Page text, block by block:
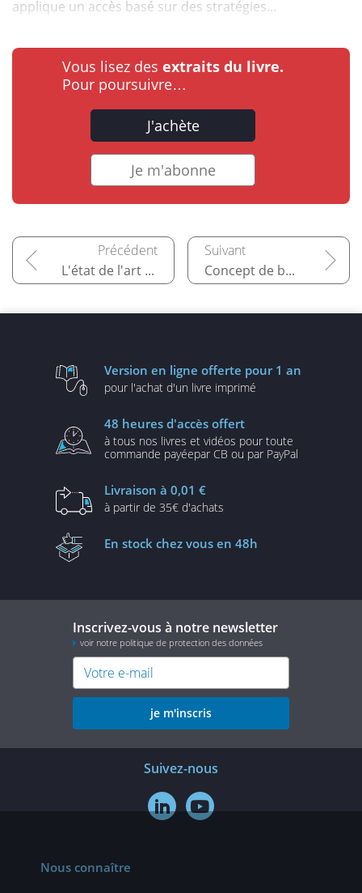
applique un accès basé sur des stratégies...
Vous lisez des extraits du livre.
Pour poursuivre…
J'achète
Je m'abonne
L'état de l'art du cloud Concept de base d'OpenStack
Version en ligne offerte pour 1 an
pour l'achat d'un livre imprimé
48 heures d'accès offert
à tous nos livres et vidéos pour toute
commande payéepar CB ou par PayPal
Livraison à 0,01 €
à partir de 35€ d'achats
En stock chez vous en 48h
Inscrivez-vous à notre newsletter
voir notre politique de protection des données
je m'inscris
Suivez-nous
 
Nous connaître